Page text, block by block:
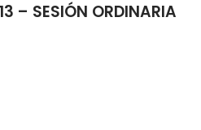
– SESIÓN ORDINARIA